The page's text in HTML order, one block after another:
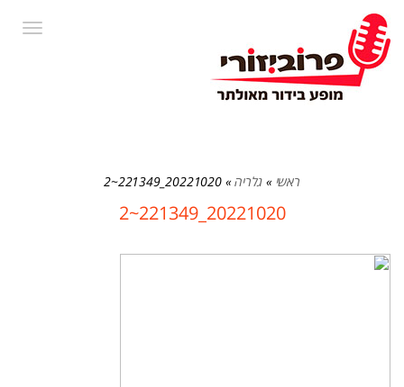
ראשי » גלריה »
20221020_221349~2
20221020_221349~2